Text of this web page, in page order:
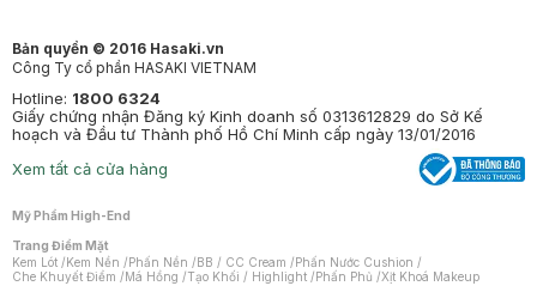
Bản quyền © 2016 Hasaki.vn
Công Ty cổ phần HASAKI VIETNAM
Hotline: 1800 6324
Giấy chứng nhận Đăng ký Kinh doanh số 0313612829 do Sở Kế
hoạch và Đầu tư Thành phố Hồ Chí Minh cấp ngày 13/01/2016
Xem tất cả cửa hàng
Mỹ Phẩm High-End
Trang Điểm Mặt
Kem Lót /Kem Nền /Phấn Nền /BB / CC Cream /Phấn Nước Cushion /
Che Khuyết Điểm /Má Hồng /Tạo Khối / Highlight /Phấn Phủ /Xịt Khoá Makeup